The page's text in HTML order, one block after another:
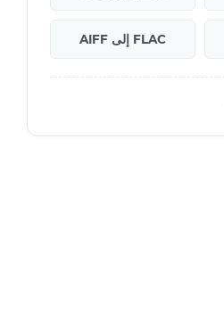
FLAC إلى AIFF